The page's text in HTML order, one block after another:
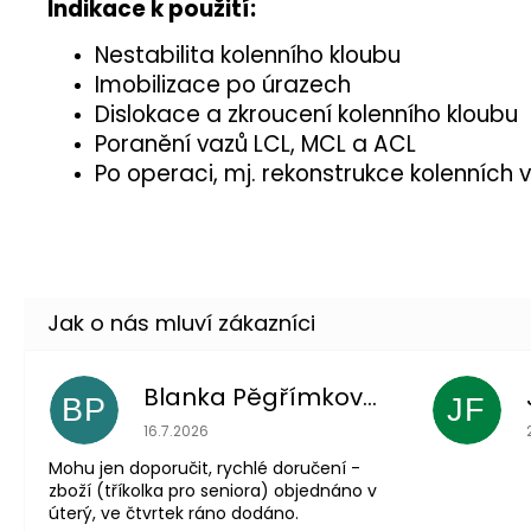
Indikace k použití:
Nestabilita kolenního kloubu
Imobilizace po úrazech
Dislokace a zkroucení kolenního kloubu
Poranění vazů LCL, MCL a ACL
Po operaci, mj. rekonstrukce kolenních
BP Blanka Pěgřímková
Hodnocení obchodu je 5 z 5 hvězdiček.
16.7.2026
Mohu jen doporučit, rychlé doručení -
zboží (tříkolka pro seniora) objednáno v
úterý, ve čtvrtek ráno dodáno.
JF